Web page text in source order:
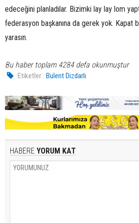
edeceğini planladılar. Bizimki lay lay lom
federasyon başkanına da gerek yok. Kapat
yarasın.
Bu haber toplam 4284 defa okunmuştur
Etiketler : Bülent Dizdarlı
HABERE YORUM KAT